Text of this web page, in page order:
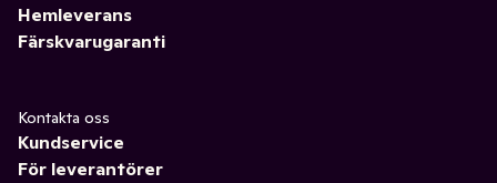
Hemleverans
Färskvarugaranti
Kontakta oss
Kundservice
För leverantörer